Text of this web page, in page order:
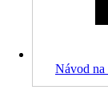
Návod na